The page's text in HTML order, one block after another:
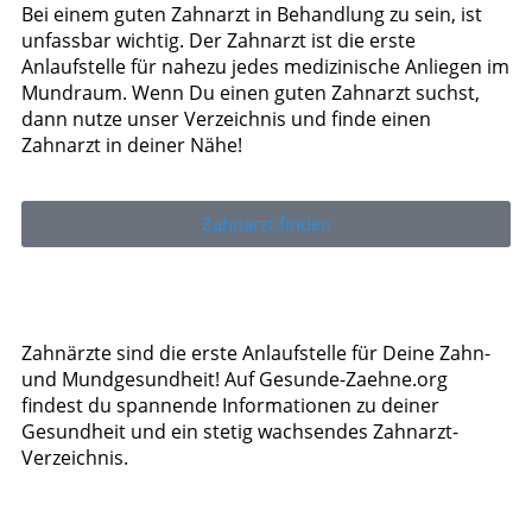
Bei einem guten Zahnarzt in Behandlung zu sein, ist
unfassbar wichtig. Der Zahnarzt ist die erste
Anlaufstelle für nahezu jedes medizinische Anliegen im
Mundraum. Wenn Du einen guten Zahnarzt suchst,
dann nutze unser Verzeichnis und finde einen
Zahnarzt in deiner Nähe!
Zahnarzt finden
Zahnärzte sind die erste Anlaufstelle für Deine Zahn-
und Mundgesundheit! Auf Gesunde-Zaehne.org
findest du spannende Informationen zu deiner
Gesundheit und ein stetig wachsendes Zahnarzt-
Verzeichnis.